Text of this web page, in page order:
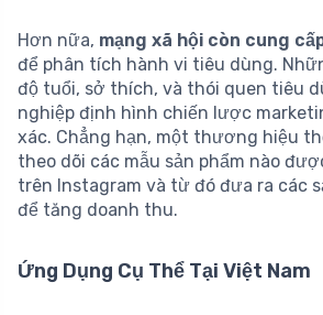
Hơn nữa, mạng xã hội còn cung
để phân tích hành vi tiêu dùng.
độ tuổi, sở thích, và thói quen tiêu
nghiệp định hình chiến lược
xác. Chẳng hạn, một thương hiệu
theo dõi các mẫu sản phẩm nào
trên Instagram và từ đó đưa ra các
để tăng doanh thu.
Ứng Dụng Cụ Thể Tại Việt Nam